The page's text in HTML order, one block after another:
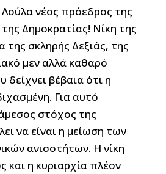
νέος πρόεδρος της
της Δημοκρατίας! Νίκη της
της σκληρής Δεξιάς, της
μεν αλλά καθαρό
βέβαια ότι η
Για αυτό
στόχος της
να είναι η μείωση των
ανισοτήτων. Η νίκη
η κυριαρχία πλέον